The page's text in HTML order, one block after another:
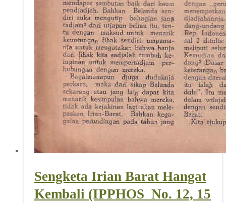
Sengketa Irian Barat Hangat
Kembali (IPPHOS_No. 12, 15